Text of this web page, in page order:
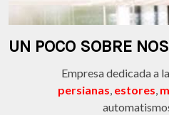
UN POCO SOBRE
Empresa dedicada a
persianas, estores,